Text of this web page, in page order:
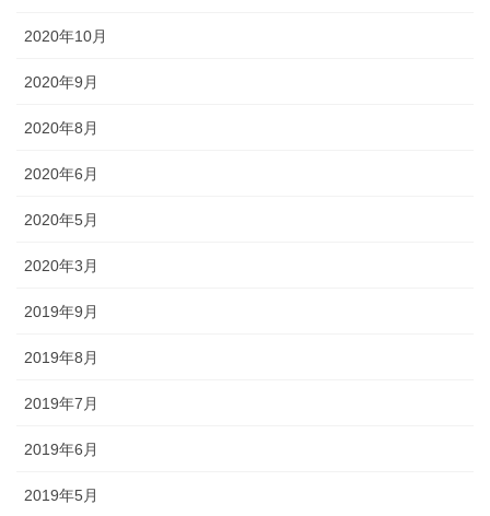
2020年10月
2020年9月
2020年8月
2020年6月
2020年5月
2020年3月
2019年9月
2019年8月
2019年7月
2019年6月
2019年5月
懸帯・祭り前かけ